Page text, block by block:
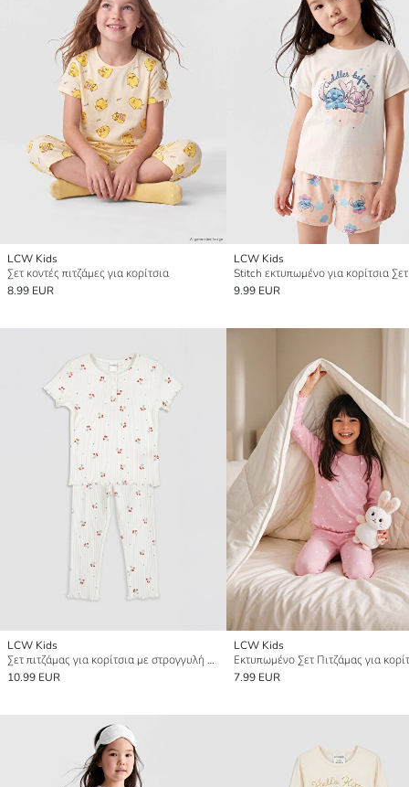
LCW Kids
Σετ κοντές πιτζάμες για κορίτσια
8.99 EUR
LCW Kids
9.99 EUR
LCW Kids
Σετ πιτζάμας για κορίτσια με στρογγυλή λαιμόκοψη
10.99 EUR
LCW Kids
Εκτυπωμένο Σετ Πιτζάμας για
7.99 EUR